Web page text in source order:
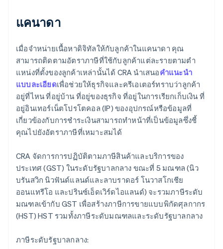
แคนาดา
เมื่อจําหน่ายเนื้อหาดิจิทัลให้กับลูกค้าในแคนาดา คุณ
สามารถติดตามอัตราภาษีที่ใช้กับลูกค้าแต่ละรายตามตํา
แหน่งที่ตั้งของลูกค้าเหล่านั้นได้ CRA นําเสนอคําแนะนํา
แบบละเอียดเพื่อช่วยให้ธุรกิจและครีเอเตอร์ทราบว่าลูกค้า
อยู่ที่ไหน ที่อยู่บ้าน ที่อยู่ของธุรกิจ ที่อยู่ในการเรียกเก็บเงิน ที่
อยู่อินเทอร์เน็ตโปรโตคอล (IP) ของอุปกรณ์หรือข้อมูลที่
เกี่ยวข้องกับการชําระเงินสามารถทําหน้าที่เป็นข้อมูลซึ่งชี้
คุณไปยังอัตราภาษีที่เหมาะสมได้
CRA จัดการการปฏิบัติตามภาษีสินค้าและบริการของ
ประเทศ (GST) ในระดับรัฐบาลกลาง ขณะที่ 5 มณฑล (นิว
บรันสวิก นิวฟันด์แลนด์และลาบราดอร์ โนวาสโกเชีย
ออนแทรีโอ และปรินซ์เอ็ดเวิร์ดไอแลนด์) จะรวมภาษีระดับ
มณฑลเข้ากับ GST เพื่อสร้างภาษีการขายแบบพิกัดศุลกากร
(HST) HST รวมทั้งภาษีระดับมณฑลและระดับรัฐบาลกลาง
ภาษีระดับรัฐบาลกลาง: